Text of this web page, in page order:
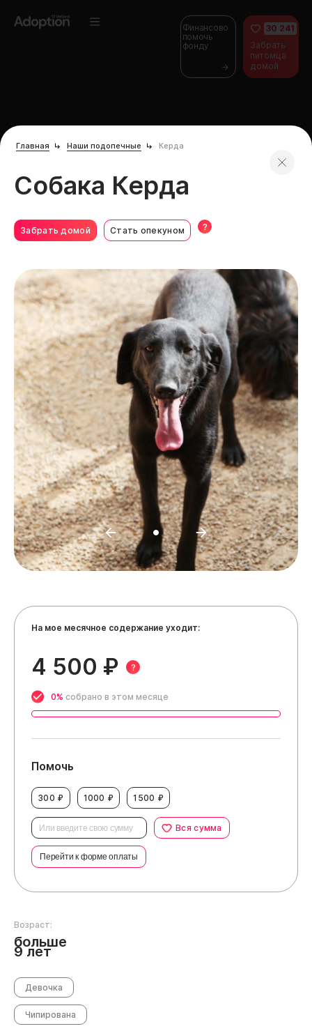
Финансово
помочь
фонду
30 241
Забрать
питомца
домой
Главная Наши подопечные Керда
Собака Керда
Забрать домой Стать опекуном ?
На мое месячное содержание уходит:
4 500 ₽ ?
0% собрано в этом месяце
Помочь
300 ₽ 1000 ₽ 1500 ₽
Вся сумма
Перейти к форме оплаты
Возраст:
больше
9 лет
Девочка
Чипирована